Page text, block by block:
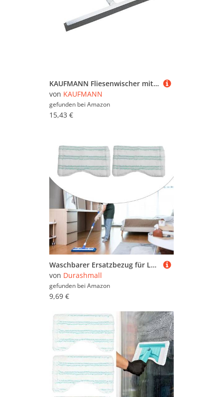
KAUFMANN Fliesenwischer mit Stielhalterung 550 mm, 1 Stück,50.265.02
von KAUFMANN
gefunden bei Amazon
15,43 €
Waschbarer Ersatzbezug für Leifheit Fliesenwischer, halten Sie Ihr Zuhause strahlend sauber (4 Stück)
von Durashmall
gefunden bei Amazon
9,69 €